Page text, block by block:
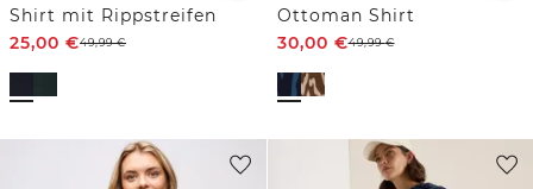
Shirt mit Rippstreifen
25,00 €49,99€
Ottoman Shirt
30,00 €49,99€